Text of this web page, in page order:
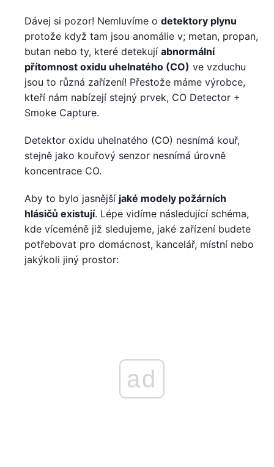
Dávej si pozor! Nemluvíme o detektory plynu
protože když tam jsou anomálie v; metan, propan,
butan nebo ty, které detekují abnormální
přítomnost oxidu uhelnatého (CO) ve vzduchu
jsou to různá zařízení! Přestože máme výrobce,
kteří nám nabízejí stejný prvek, CO Detector +
Smoke Capture.
Detektor oxidu uhelnatého (CO) nesnímá kouř,
stejně jako kouřový senzor nesnímá úrovně
koncentrace CO.
Aby to bylo jasnější jaké modely požárních
hlásičů existují. Lépe vidíme následující schéma,
kde víceméně již sledujeme, jaké zařízení budete
potřebovat pro domácnost, kancelář, místní nebo
jakýkoli jiný prostor:
ad